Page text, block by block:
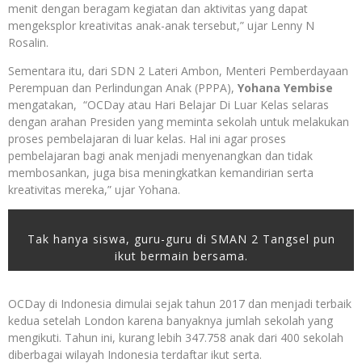
menit dengan beragam kegiatan dan aktivitas yang dapat
mengeksplor kreativitas anak-anak tersebut,” ujar Lenny N
Rosalin.
Sementara itu, dari SDN 2 Lateri Ambon, Menteri Pemberdayaan
Perempuan dan Perlindungan Anak (PPPA), Yohana Yembise
mengatakan, “OCDay atau Hari Belajar Di Luar Kelas selaras
dengan arahan Presiden yang meminta sekolah untuk melakukan
proses pembelajaran di luar kelas. Hal ini agar proses
pembelajaran bagi anak menjadi menyenangkan dan tidak
membosankan, juga bisa meningkatkan kemandirian serta
kreativitas mereka,” ujar Yohana.
Tak hanya siswa, guru-guru di SMAN 2 Tangsel pun
ikut bermain bersama.
OCDay di Indonesia dimulai sejak tahun 2017 dan menjadi terbaik
kedua setelah London karena banyaknya jumlah sekolah yang
mengikuti. Tahun ini, kurang lebih 347.758 anak dari 400 sekolah
diberbagai wilayah Indonesia terdaftar ikut serta.